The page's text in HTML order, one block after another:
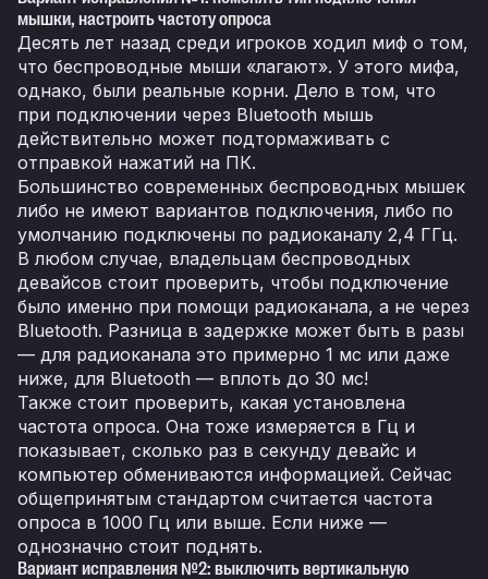
мышки, настроить частоту опроса
Десять лет назад среди игроков ходил миф о том,
что беспроводные мыши «лагают». У этого мифа,
однако, были реальные корни. Дело в том, что
при подключении через Bluetooth мышь
действительно может подтормаживать с
отправкой нажатий на ПК.
Большинство современных беспроводных мышек
либо не имеют вариантов подключения, либо по
умолчанию подключены по радиоканалу 2,4 ГГц.
В любом случае, владельцам беспроводных
девайсов стоит проверить, чтобы подключение
было именно при помощи радиоканала, а не через
Bluetooth. Разница в задержке может быть в разы
— для радиоканала это примерно 1 мс или даже
ниже, для Bluetooth — вплоть до 30 мс!
Также стоит проверить, какая установлена
частота опроса. Она тоже измеряется в Гц и
показывает, сколько раз в секунду девайс и
компьютер обмениваются информацией. Сейчас
общепринятым стандартом считается частота
опроса в 1000 Гц или выше. Если ниже —
однозначно стоит поднять.
Вариант исправления №2: выключить вертикальную